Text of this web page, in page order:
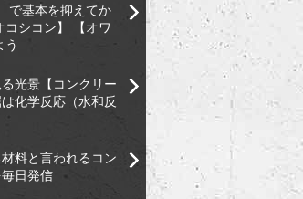
で基本を抑えてか
コシコン】 【オワ
う
光景【コンクリー
化学反応（水和反
料と言われるコン
日発信